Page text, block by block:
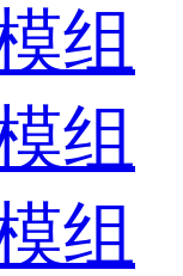
组
组
组